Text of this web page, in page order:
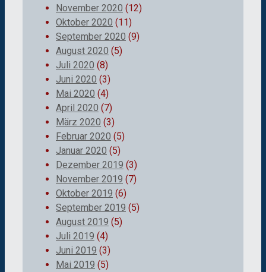
November 2020 (12)
Oktober 2020 (11)
September 2020 (9)
August 2020 (5)
Juli 2020 (8)
Juni 2020 (3)
Mai 2020 (4)
April 2020 (7)
März 2020 (3)
Februar 2020 (5)
Januar 2020 (5)
Dezember 2019 (3)
November 2019 (7)
Oktober 2019 (6)
September 2019 (5)
August 2019 (5)
Juli 2019 (4)
Juni 2019 (3)
Mai 2019 (5)